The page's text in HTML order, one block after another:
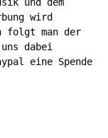
wird
folgt man der
dabei
eine Spende